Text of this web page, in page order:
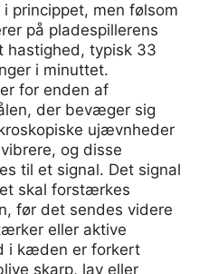
princippet, men følsom
på pladespillerens
hastighed, typisk 33
i minuttet.
for enden af
der bevæger sig
ujævnheder
og disse
til et signal. Det signal
skal forstærkes
før det sendes videre
eller aktive
i kæden er forkert
skarp, lav eller